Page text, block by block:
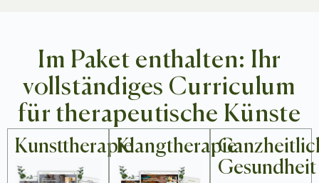
Im Paket enthalten: Ihr
vollständiges Curriculum
für therapeutische Künste
KunsttherapieKlangtherapie
Gesundheit